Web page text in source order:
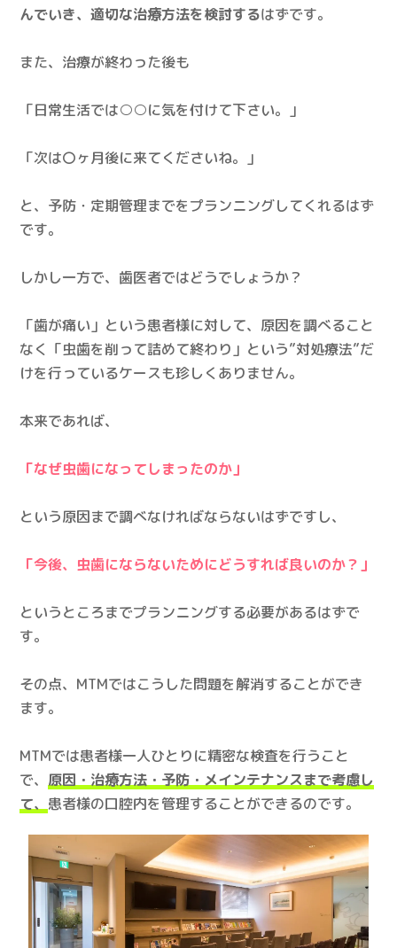
んでいき、適切な治療方法を検討するはずです。
また、治療が終わった後も
「日常生活では○○に気を付けて下さい。」
「次は〇ヶ月後に来てくださいね。」
と、予防・定期管理までをプランニングしてくれるはず
です。
しかし一方で、歯医者ではどうでしょうか？
「歯が痛い」という患者様に対して、原因を調べること
なく「虫歯を削って詰めて終わり」という”対処療法”だ
けを行っているケースも珍しくありません。
本来であれば、
「なぜ虫歯になってしまったのか」
という原因まで調べなければならないはずですし、
「今後、虫歯にならないためにどうすれば良いのか？」
というところまでプランニングする必要があるはずで
す。
その点、MTMではこうした問題を解消することができ
ます。
MTMでは患者様一人ひとりに精密な検査を行うこと
で、 原因・治療方法・予防・メインテナンスまで考慮し
て、 患者様の口腔内を管理することができるのです。